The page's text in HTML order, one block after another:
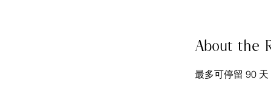
About the
最多可停留 90 天